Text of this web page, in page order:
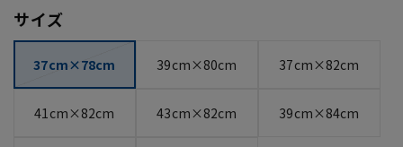
サイズ
37cm×78cm 39cm×80cm 37cm×82cm
41cm×82cm 43cm×82cm 39cm×84cm